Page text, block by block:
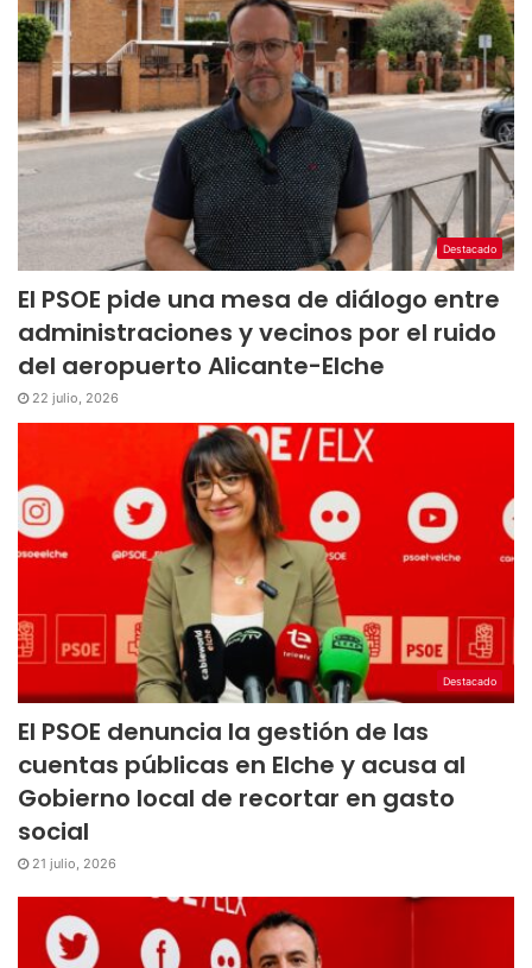
Destacado
El PSOE pide una mesa de diálogo entre
administraciones y vecinos por el ruido
del aeropuerto Alicante-Elche
22 julio, 2026
Destacado
El PSOE denuncia la gestión de las
cuentas públicas en Elche y acusa al
Gobierno local de recortar en gasto
social
21 julio, 2026